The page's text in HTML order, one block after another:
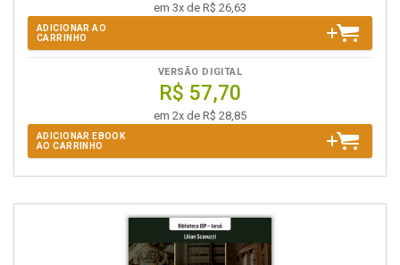
em 3x de R$ 26,63
ADICIONAR AO
CARRINHO
VERSÃO DIGITAL
R$ 57,70
em 2x de R$ 28,85
ADICIONAR EBOOK
AO CARRINHO